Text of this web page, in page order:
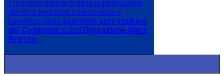
I proventi derivanti dalla pubblicazione
del libro andranno interamente a
beneficio dello sportello anti-stalking
del Codacons e dell’Operazione Mato
Grosso.